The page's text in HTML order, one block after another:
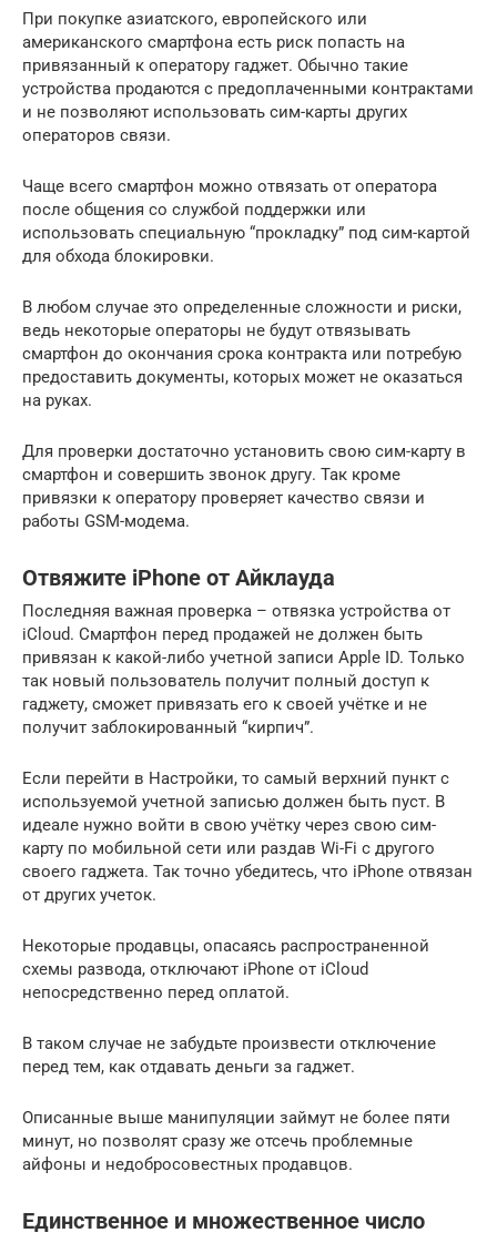
При покупке азиатского, европейского или
американского смартфона есть риск попасть на
привязанный к оператору гаджет. Обычно такие
устройства продаются с предоплаченными контрактами
и не позволяют использовать сим-карты других
операторов связи.
Чаще всего смартфон можно отвязать от оператора
после общения со службой поддержки или
использовать специальную “прокладку” под сим-картой
для обхода блокировки.
В любом случае это определенные сложности и риски,
ведь некоторые операторы не будут отвязывать
смартфон до окончания срока контракта или потребую
предоставить документы, которых может не оказаться
на руках.
Для проверки достаточно установить свою сим-карту в
смартфон и совершить звонок другу. Так кроме
привязки к оператору проверяет качество связи и
работы GSM-модема.
Отвяжите iPhone от Айклауда
Последняя важная проверка – отвязка устройства от
iCloud. Смартфон перед продажей не должен быть
привязан к какой-либо учетной записи Apple ID. Только
так новый пользователь получит полный доступ к
гаджету, сможет привязать его к своей учётке и не
получит заблокированный “кирпич”.
Если перейти в Настройки, то самый верхний пункт с
используемой учетной записью должен быть пуст. В
идеале нужно войти в свою учётку через свою сим-
карту по мобильной сети или раздав Wi-Fi с другого
своего гаджета. Так точно убедитесь, что iPhone отвязан
от других учеток.
Некоторые продавцы, опасаясь распространенной
схемы развода, отключают iPhone от iCloud
непосредственно перед оплатой.
В таком случае не забудьте произвести отключение
перед тем, как отдавать деньги за гаджет.
Описанные выше манипуляции займут не более пяти
минут, но позволят сразу же отсечь проблемные
айфоны и недобросовестных продавцов.
Единственное и множественное число